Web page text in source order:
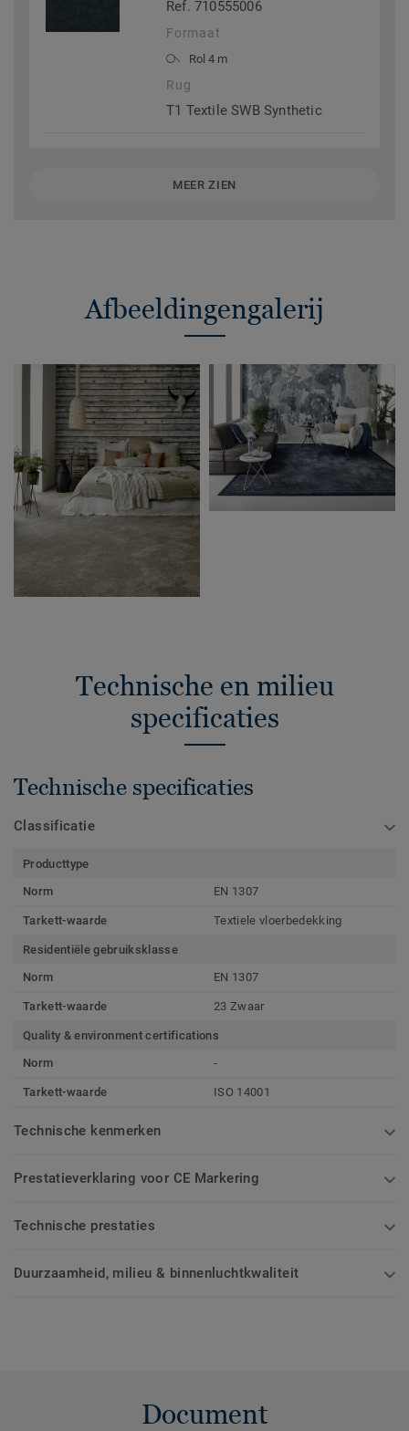
Ref. 710555006
Formaat
Rol 4 m
Rug
T1 Textile SWB Synthetic
MEER ZIEN
Afbeeldingengalerij
Technische en milieu
specificaties
Technische specificaties
Classificatie
Producttype
Norm
EN 1307
Tarkett-waarde Textiele vloerbedekking
Residentiële gebruiksklasse
Norm
EN 1307
Tarkett-waarde 23 Zwaar
Quality & environment certifications
Norm
-
Tarkett-waarde ISO 14001
Technische kenmerken
Prestatieverklaring voor CE Markering
Technische prestaties
Duurzaamheid, milieu & binnenluchtkwaliteit
Document